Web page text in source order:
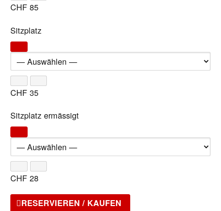
CHF 85
Sitzplatz
CHF 35
Sitzplatz ermässigt
CHF 28
RESERVIEREN / KAUFEN